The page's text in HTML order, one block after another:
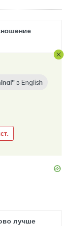
в English
лучше